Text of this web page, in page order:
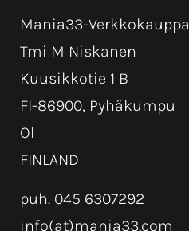
Mania33-Verkkokauppa
Tmi M Niskanen
Kuusikkotie 1 B
FI-86900, Pyhäkumpu
Ol
FINLAND
puh. 045 6307292
info(at)mania33.com